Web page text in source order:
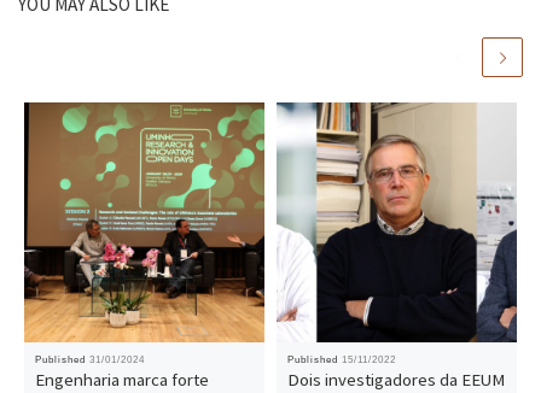
Published 31/01/2024
Engenharia marca forte
Published 15/11/2022
Dois investigadores da EEUM